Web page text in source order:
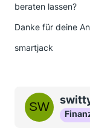
beraten lassen?
Danke für deine
smartjack